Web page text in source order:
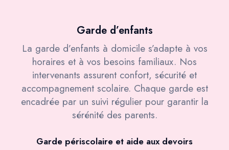
Garde d’enfants
La garde d’enfants à domicile s’adapte à vos
horaires et à vos besoins familiaux. Nos
intervenants assurent confort, sécurité et
accompagnement scolaire. Chaque garde est
encadrée par un suivi régulier pour garantir la
sérénité des parents.
Garde périscolaire et aide aux devoirs